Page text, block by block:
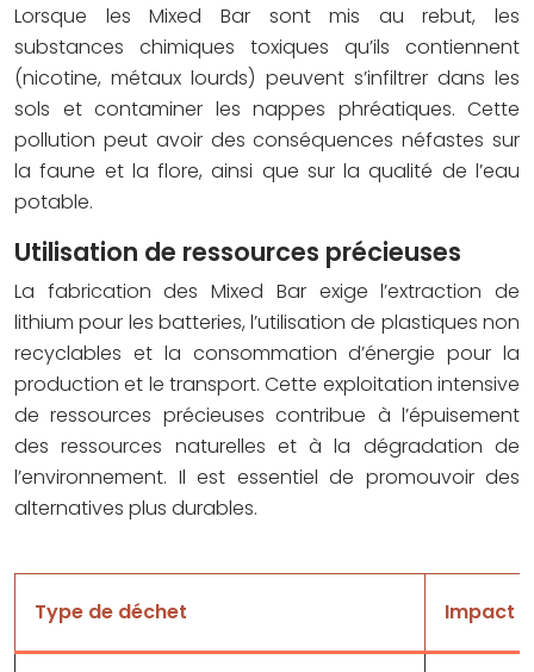
Lorsque les Mixed Bar sont mis au rebut, les
substances chimiques toxiques qu’ils contiennent
(nicotine, métaux lourds) peuvent s’infiltrer dans les
sols et contaminer les nappes phréatiques. Cette
pollution peut avoir des conséquences néfastes sur
la faune et la flore, ainsi que sur la qualité de l’eau
potable.
Utilisation de ressources précieuses
La fabrication des Mixed Bar exige l’extraction de
lithium pour les batteries, l’utilisation de plastiques non
recyclables et la consommation d’énergie pour la
production et le transport. Cette exploitation intensive
de ressources précieuses contribue à l’épuisement
des ressources naturelles et à la dégradation de
l’environnement. Il est essentiel de promouvoir des
alternatives plus durables.
Type de déchet Impact